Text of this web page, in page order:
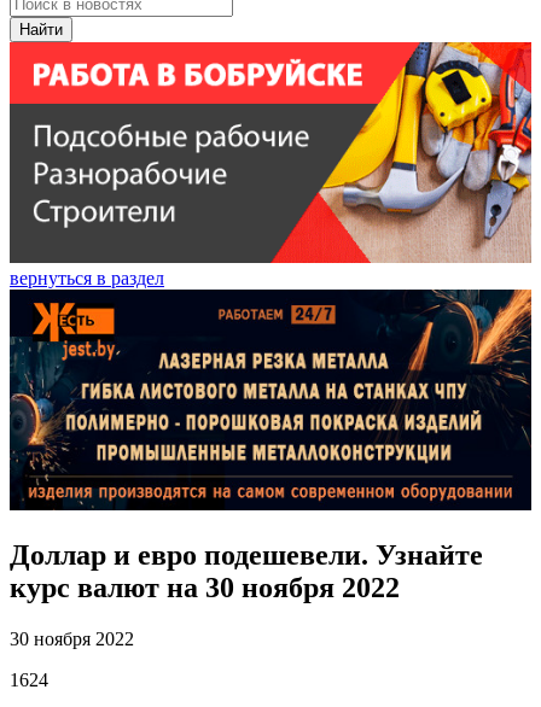
Найти
вернуться в раздел
Доллар и евро подешевели. Узнайте
курс валют на 30 ноября 2022
30 ноября 2022
1624